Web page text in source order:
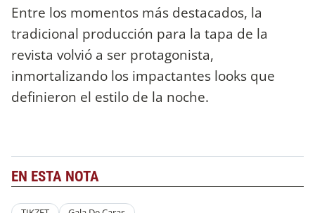
Entre los momentos más destacados, la
tradicional producción para la tapa de la
revista volvió a ser protagonista,
inmortalizando los impactantes looks que
definieron el estilo de la noche.
EN ESTA NOTA